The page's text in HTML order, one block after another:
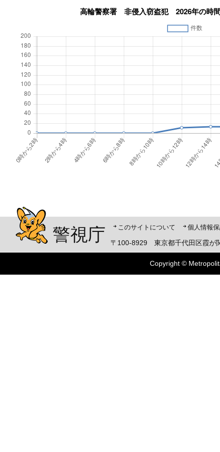
警視庁 このサイトについて 個人情報
〒100-8929 東京都千代田区霞が
Copyright ©